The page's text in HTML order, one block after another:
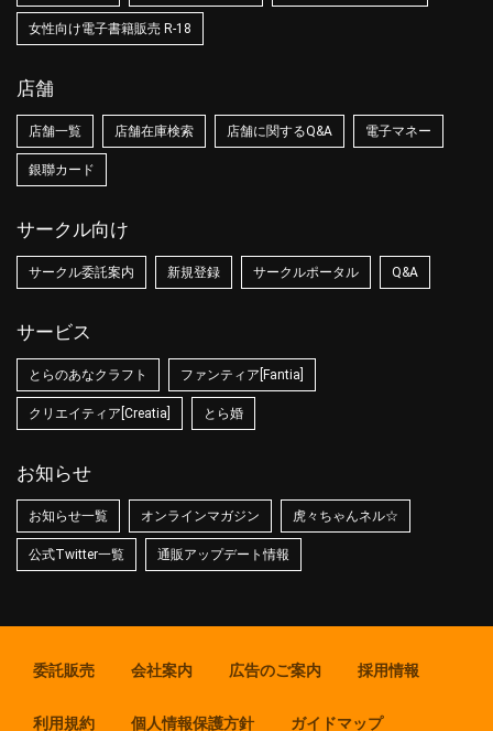
女性向け電子書籍販売 R-18
店舗
店舗一覧 店舗在庫検索 店舗に関するQ&A 電子マネー
銀聯カード
サークル向け
サークル委託案内 新規登録 サークルポータル Q&A
サービス
とらのあなクラフト ファンティア[Fantia]
クリエイティア[Creatia] とら婚
お知らせ
お知らせ一覧 オンラインマガジン 虎々ちゃんネル☆
公式Twitter一覧 通販アップデート情報
委託販売 会社案内 広告のご案内 採用情報
利用規約 個人情報保護方針 ガイドマップ